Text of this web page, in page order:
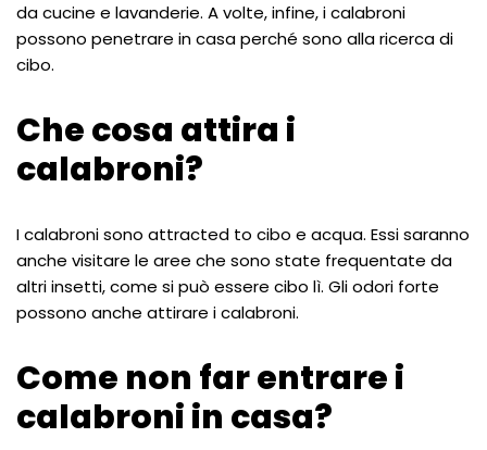
da cucine e lavanderie. A volte, infine, i calabroni
possono penetrare in casa perché sono alla ricerca di
cibo.
Che cosa attira i
calabroni?
I calabroni sono attracted to cibo e acqua. Essi saranno
anche visitare le aree che sono state frequentate da
altri insetti, come si può essere cibo lì. Gli odori forte
possono anche attirare i calabroni.
Come non far entrare i
calabroni in casa?